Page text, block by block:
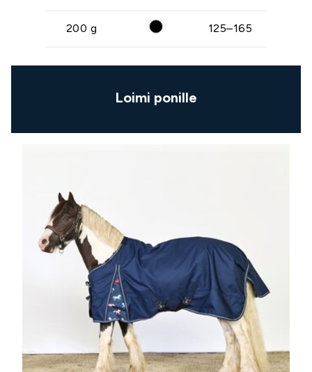
200 g 125–165
Loimi ponille